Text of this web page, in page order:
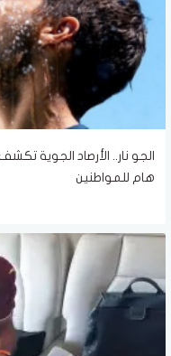
الجو نار.. الأرصاد الجوية
هام للمواطنين